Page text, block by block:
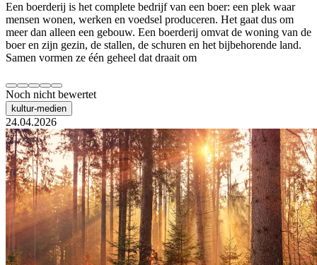
Een boerderij is het complete bedrijf van een boer: een plek waar
mensen wonen, werken en voedsel produceren. Het gaat dus om
meer dan alleen een gebouw. Een boerderij omvat de woning van de
boer en zijn gezin, de stallen, de schuren en het bijbehorende land.
Samen vormen ze één geheel dat draait om
Noch nicht bewertet
kultur-medien
24.04.2026